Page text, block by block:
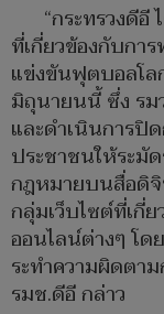
“กระทรวงดี
ที่เกี่ยวข้องกับกา
แข่งขันฟุตบอลโล
มิถุนายนนี้ ซึ่ง รม
และดำเนินการปิ
ประชาชนให้ระมั
กฎหมายบนสื่อดิจิ
กลุ่มเว็บไซต์ที่เกี่
ออนไลน์ต่างๆ โด
ระทำความผิดตา
รมช.ดีอี กล่าว